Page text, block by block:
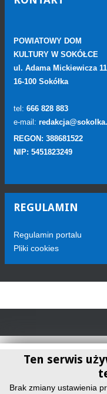
POWIATOWY DOM
KULTURY W SOKÓŁCE
ul. Adama Mickiewicza 11
16-100 Sokółka
tel: 666 828 883
e-mail:
REGON: 388681522
NIP: 5451823249
REGULAMIN
Regulamin portalu
Pliki cookies
Ten serwis
Brak zmiany ustawienia